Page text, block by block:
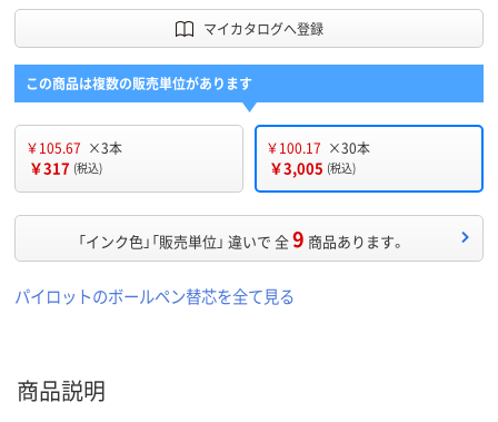
マイカタログへ登録
この商品は複数の販売単位があります
￥105.67 ×3本
￥317 (税込)
￥100.17 ×30本
￥3,005 (税込)
「インク色」「販売単位」 違いで 全9 商品あります。
パイロットのボールペン替芯を全て見る
商品説明